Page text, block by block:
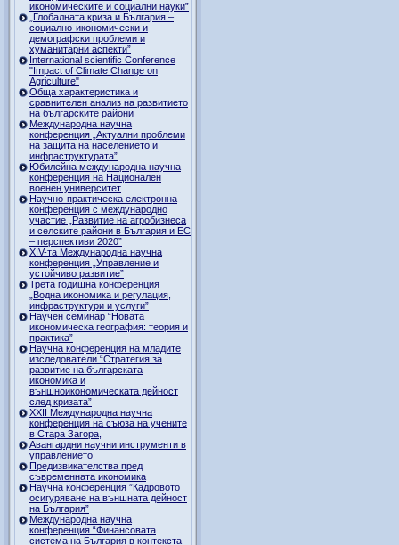
икономическите и социални науки”
„Глобалната криза и България –
социално-икономически и
демографски проблеми и
хуманитарни аспекти”
International scientific Conference
"Impact of Climate Change on
Agriculture"
Обща характеристика и
сравнителен анализ на развитието
на българските райони
Международна научна
конференция „Актуални проблеми
на защита на населението и
инфраструктурата”
Юбилейна международна научна
конференция на Национален
военен университет
Научно-практическа електронна
конференция с международно
участие „Развитие на агробизнеса
и селските райони в България и ЕС
– перспективи 2020”
XIV-та Международна научна
конференция „Управление и
устойчиво развитие”
Трета годишна конференция
„Водна икономика и регулация,
инфраструктури и услуги”
Научен семинар “Новата
икономическа география: теория и
практика”
Научна конференция на младите
изследователи “Стратегия за
развитие на българската
икономика и
външноикономическата дейност
след кризата”
ХХII Международна научна
конференция на съюза на учените
в Стара Загора,
Авангардни научни инструменти в
управлението
Предизвикателства пред
съвременната икономика
Научна конференция ”Кадровото
осигуряване на външната дейност
на България”
Международна научна
конференция “Финансовата
система на България в контекста